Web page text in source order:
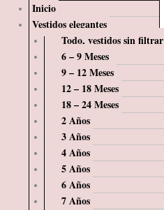
Inicio
Vestidos elegantes
Todo, vestidos sin filtrar
6 – 9 Meses
9 – 12 Meses
12 – 18 Meses
18 – 24 Meses
2 Años
3 Años
4 Años
5 Años
6 Años
7 Años